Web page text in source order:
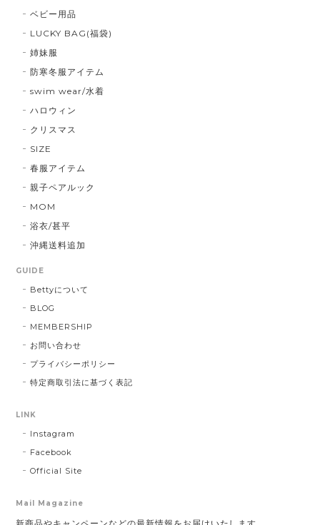
ベビー用品
LUCKY BAG(福袋)
姉妹服
防寒冬服アイテム
swim wear/水着
ハロウィン
クリスマス
SIZE
春服アイテム
親子ペアルック
MOM
浴衣/甚平
沖縄送料追加
GUIDE
Bettyについて
BLOG
MEMBERSHIP
お問い合わせ
プライバシーポリシー
特定商取引法に基づく表記
LINK
Instagram
Facebook
Official Site
Mail Magazine